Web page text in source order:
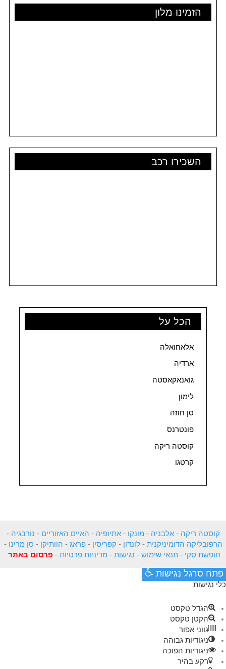
הזמינו מלון
השכירו רכב
הכל על
אלאחואלה
ארדיה
גואנאקאסטה
לימון
סן חוזה
פונטרנס
קוסטה ריקה
קרטגו
קוסטה ריקה -אלבניה - מונקו -אתיופיה - האיים האזוריים - נורבגיה -
הרפובליקה הדומיניקנית -לונדון - קפריסין -פראג - הוותיקן - סן מרינו -
חופשת סקי -תנאי שימוש - נגישות - מדיניות פרטיות - פרסום באתר
פתח סרגל נגישות
כלי נגישות
הגדל טקסט
הקטן טקסט
גווני אפור
ניגודיות גבוהה
ניגודיות הפוכה
רקע בהיר